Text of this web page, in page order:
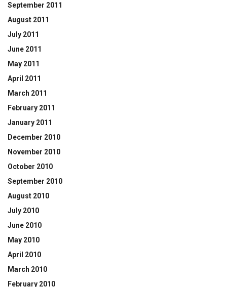
September 2011
August 2011
July 2011
June 2011
May 2011
April 2011
March 2011
February 2011
January 2011
December 2010
November 2010
October 2010
September 2010
August 2010
July 2010
June 2010
May 2010
April 2010
March 2010
February 2010